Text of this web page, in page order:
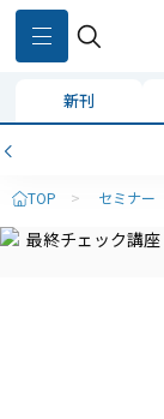
新刊
TOP > セミナー